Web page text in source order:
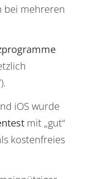
bei mehreren
iOS wurde
mit „gut“
kostenfreies